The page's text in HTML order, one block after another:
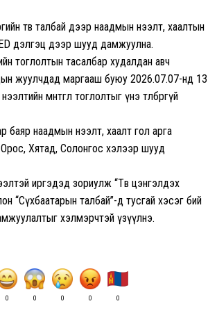
төв талбай дээр наадмын нээлт, хаалтын
дэлгэц дээр шууд дамжуулна.
тоглолтын тасалбар худалдан авч
жуулчдад маргааш буюу 2026.07.07-нд 13
өмнөтгөл тоглолтыг үнэ төлбөргүй
баяр наадмын нээлт, хаалт гол арга
Хятад, Солонгос хэлээр шууд
иргэдэд зориулж “Төв цэнгэлдэх
“Сүхбаатарын талбай”-д тусгай хэсэг бий
хэлмэрчтэй үзүүлнэ.
0 0 0 0 0